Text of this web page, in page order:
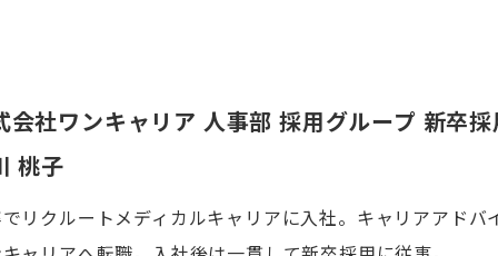
会社ワンキャリア 人事部 採用グループ 新卒
桃子
リクルートメディカルキャリアに入社。キャリアアド